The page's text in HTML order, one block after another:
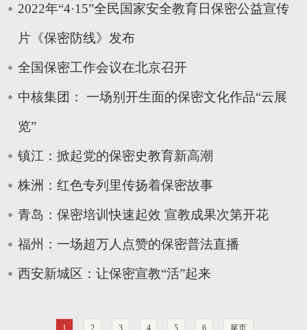
2022年“4·15”全民国家安全教育日保密公益宣传
片《保密防线》发布
全国保密工作会议在北京召开
中核集团： 一场别开生面的保密文化作品“云展
览”
镇江：掀起党的保密史教育新高潮
株洲：红色专列里传扬着保密故事
青岛：保密培训快速起效 宣教成果次第开花
福州：一场超万人点赞的保密普法直播
西安新城区：让保密宣教“活”起来
1 2 3 4 5 6 尾页